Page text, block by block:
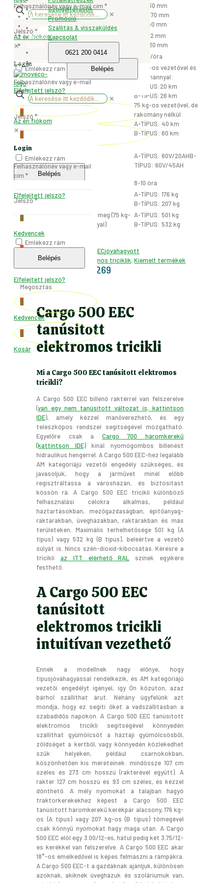
Felhasználónév vagy e-mail cím *
Jelszó *
Emlékezz rám Belépés
Elfelejtett jelszó?
0
0
✕
Az én fiókom
✕
Login
Felhasználónév vagy e-mail
cím*
Jelszó*
Emlékezz rám
Belépés
Elfelejtett jelszó?
0
Kedvencek
0
Szállítás és visszaküldés
Tanúsítványok
Kapcsolat
0036.30.522.0535
Szolgáltatások
Promóció
Szállítás & visszaküldés
Kapcsolat
0621 200 0414
✕
Az én fiókom
✕
Login
Felhasználónév vagy e-mail
cím *
Jelszó*
Emlékezz rám
Belépés
Elfelejtett jelszó?
0
Kedvencek
0
Kosár
mennyiség
Tricikli mérete
H=2730 mm
Sz=1070 mm
M=1350 mm
Raktér mérete
H=1272 mm
Sz=930 mm
Maximális sebesség
43km/óra
Önállóság
75 kg-os vezetővel és
rakománnyal:
A-TÍPUS:20 km
B-TÍPUS:26 km
75 kg-os vezetővel, de
rakomány nélkül
A-TÍPUS: 40 km
B-TÍPUS: 60 km
Akkumulátor típusa A-TÍPUS: 60V/20AHB-
TÍPUS: 60V/45AH
Akkumulátorok töltése
8-10 óra
Tricikli súlya
A-TÍPUS: 176 kg
B-TÍPUS: 207 kg
Maximális megengedett tömeg (75 kg-
os vezetővel és rakománnyal)
A-TÍPUS: 501 kg
B-TÍPUS: 532 kg
Cargo 500 EECjóváhagyott
Kategóriák:
Elektromos triciklik,Kiemelt termékek
Cikkszám:00001269
Megosztás
Cargo 500 EEC
tanúsitott
elektromos tricikli
Mi a Cargo 500 EEC tanúsitott elektromos
tricikli?
A Cargo 500 EEC billenő raktérrel van felszerelve
(van egy nem tanúsitott változat is, kattintson
IDE), amely kézzel manőverezhető, és egy
teleszkópos rendszer segítségével mozgatható.
Egyelőre csak a Cargo 700 háromkerekű
(kattintson IDE)kínál nyomógombos billenést
hidraulikus hengerrel. A Cargo 500 EEC-hez legalább
AM kategóriájú vezetői engedély szükséges, és
javasoljuk, hogy a járművet minél előbb
regisztráltassa a városházán, és biztosítást
kössön rá. A Cargo 500 EEC tricikli különböző
felhasználási célokra alkalmas, például
háztartásokban, mezőgazdaságban, építőanyag-
raktárakban, üvegházakban, raktárakban és más
területeken. Maximális terhelhetősége 501 kg (A
típus) vagy 532 kg (B típus), beleértve a vezető
súlyát is. Nincs szén-dioxid-kibocsátás. Kérésre a
tricikli az ITT elérhető RAL színek egyikére
festhető.
A Cargo 500 EEC
tanúsitott
elektromos tricikli
intuitívan vezethető
Ennek a modellnek nagy előnye, hogy
típusjóváhagyással rendelkezik, és AM kategóriájú
vezetői engedélyt igényel, így Ön közúton, azaz
bárhol szállíthat árut. Néhány ügyfelünk azt
mondja, hogy ez segíti őket a vadszállításban a
szabadidős napokon. A Cargo 500 EEC tanúsitott
elektromos tricikli segítségével könnyedén
szállíthat gyümölcsöt a háztáji gyümölcsösből,
zöldséget a kertből, vagy könnyedén közlekedhet
szűk helyeken, például csarnokokban,
köszönhetően kis méreteinek: mindössze 107 cm
széles és 273 cm hosszú (rakterével együtt). A
raktér 127 cm hosszú és 93 cm széles, és kézzel
dönthető. A mély nyomokat a talajban hagyó
traktorkerekekhez képest a Cargo 500 EEC
tanúsitott háromkerekű kerékpár alacsony, 176 kg-
os (A típus) vagy 207 kg-os (B típus) tömegével
csak könnyű nyomokat hagy maga után. A Cargo
500 EEC elöl egy 3.00/12-es, hátul pedig két 3.75/12-
es kerékkel van felszerelve. A Cargo 500 EEC akár
18°-os emelkedővel is képes felmászni a rámpákra.
A Cargo 500 EEC-t a gazdáknak ajánljuk, különösen
azoknak, akiknek üvegházuk és szoláriumuk van,